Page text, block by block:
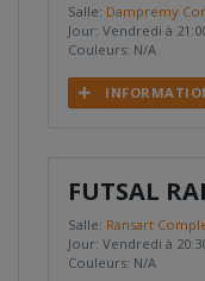
Salle: Dampremy
Jour: Vendredi à
Couleurs: N/A
FUTSAL
Salle: Ransart
Jour: Vendredi à
Couleurs: N/A